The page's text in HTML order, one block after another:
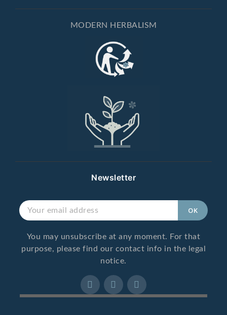
MODERN HERBALISM
Newsletter
You may unsubscribe at any moment. For that
purpose, please find our contact info in the legal
notice.